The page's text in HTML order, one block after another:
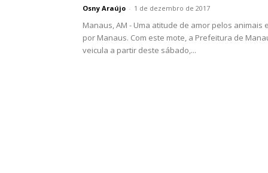
Osny Araújo - 1 de dezembro de 2017
Manaus, AM - Uma atitude de amor pelos animais
por Manaus. Com este mote, a Prefeitura de
veicula a partir deste sábado,...